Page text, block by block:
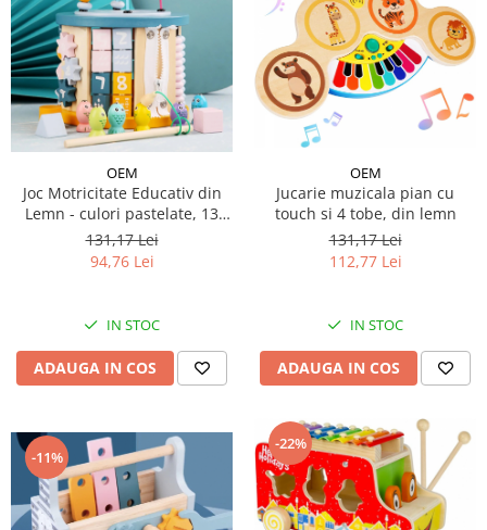
OEM
Joc Motricitate Educativ din
Lemn - culori pastelate, 13
activitati, Montessori
131,17 Lei
94,76 Lei
IN STOC
ADAUGA IN COS
OEM
Jucarie muzicala pian cu
touch si 4 tobe, din lemn
131,17 Lei
112,77 Lei
IN STOC
ADAUGA IN COS
-11%
-22%